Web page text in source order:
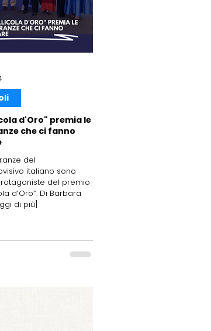
d'Oro" premia le
che ci fanno
del
italiano sono
del premio
d’Oro”. Di Barbara
di più]